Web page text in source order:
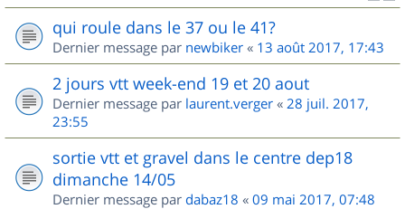
qui roule dans le 37 ou le 41?
Dernier message par newbiker « 13 août 2017, 17:43
2 jours vtt week-end 19 et 20 aout
Dernier message par laurent.verger « 28 juil. 2017,
23:55
sortie vtt et gravel dans le centre dep18
dimanche 14/05
Dernier message par dabaz18 « 09 mai 2017, 07:48